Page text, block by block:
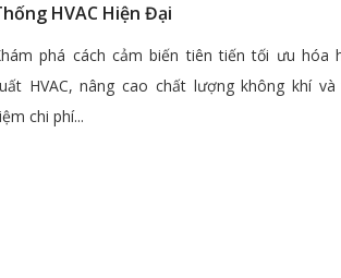
HVAC Hiện Đại
phá cách cảm biến tiên tiến tối ưu hóa
HVAC, nâng cao chất lượng không khí
chi phí...